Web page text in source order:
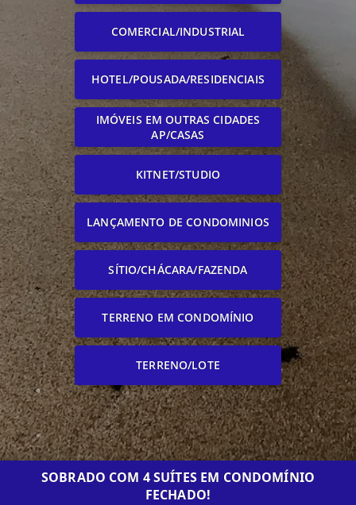
COMERCIAL/INDUSTRIAL
HOTEL/POUSADA/RESIDENCIAIS
IMÓVEIS EM OUTRAS CIDADES
AP/CASAS
KITNET/STUDIO
LANÇAMENTO DE CONDOMINIOS
SÍTIO/CHÁCARA/FAZENDA
TERRENO EM CONDOMÍNIO
TERRENO/LOTE
SOBRADO COM 4 SUÍTES EM CONDOMÍNIO
FECHADO!